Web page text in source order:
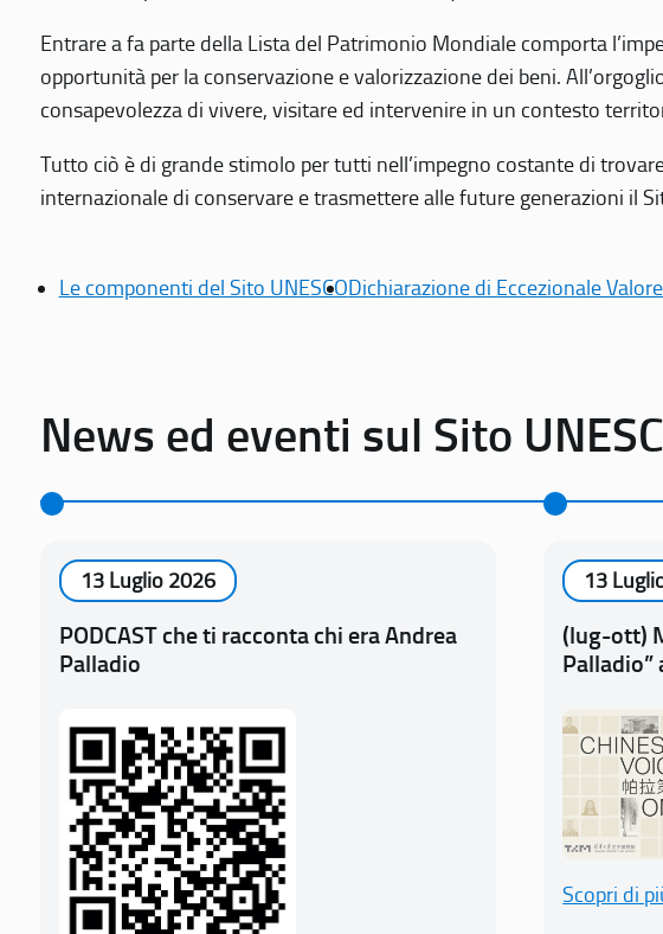
Entrare a fa parte della Lista del Patrimonio Mondiale comporta
opportunità per la conservazione e valorizzazione dei beni.
consapevolezza di vivere, visitare ed intervenire in un contesto
Tutto ciò è di grande stimolo per tutti nell’impegno costante di
internazionale di conservare e trasmettere alle future generazioni il
Le componenti del Sito UNESCODichiarazione di Eccezionale
News ed eventi sul Sito
13 Luglio 2026
PODCAST che ti racconta chi era Andrea
Palladio
13
(lug-ott)
Palladio”
Scopri di